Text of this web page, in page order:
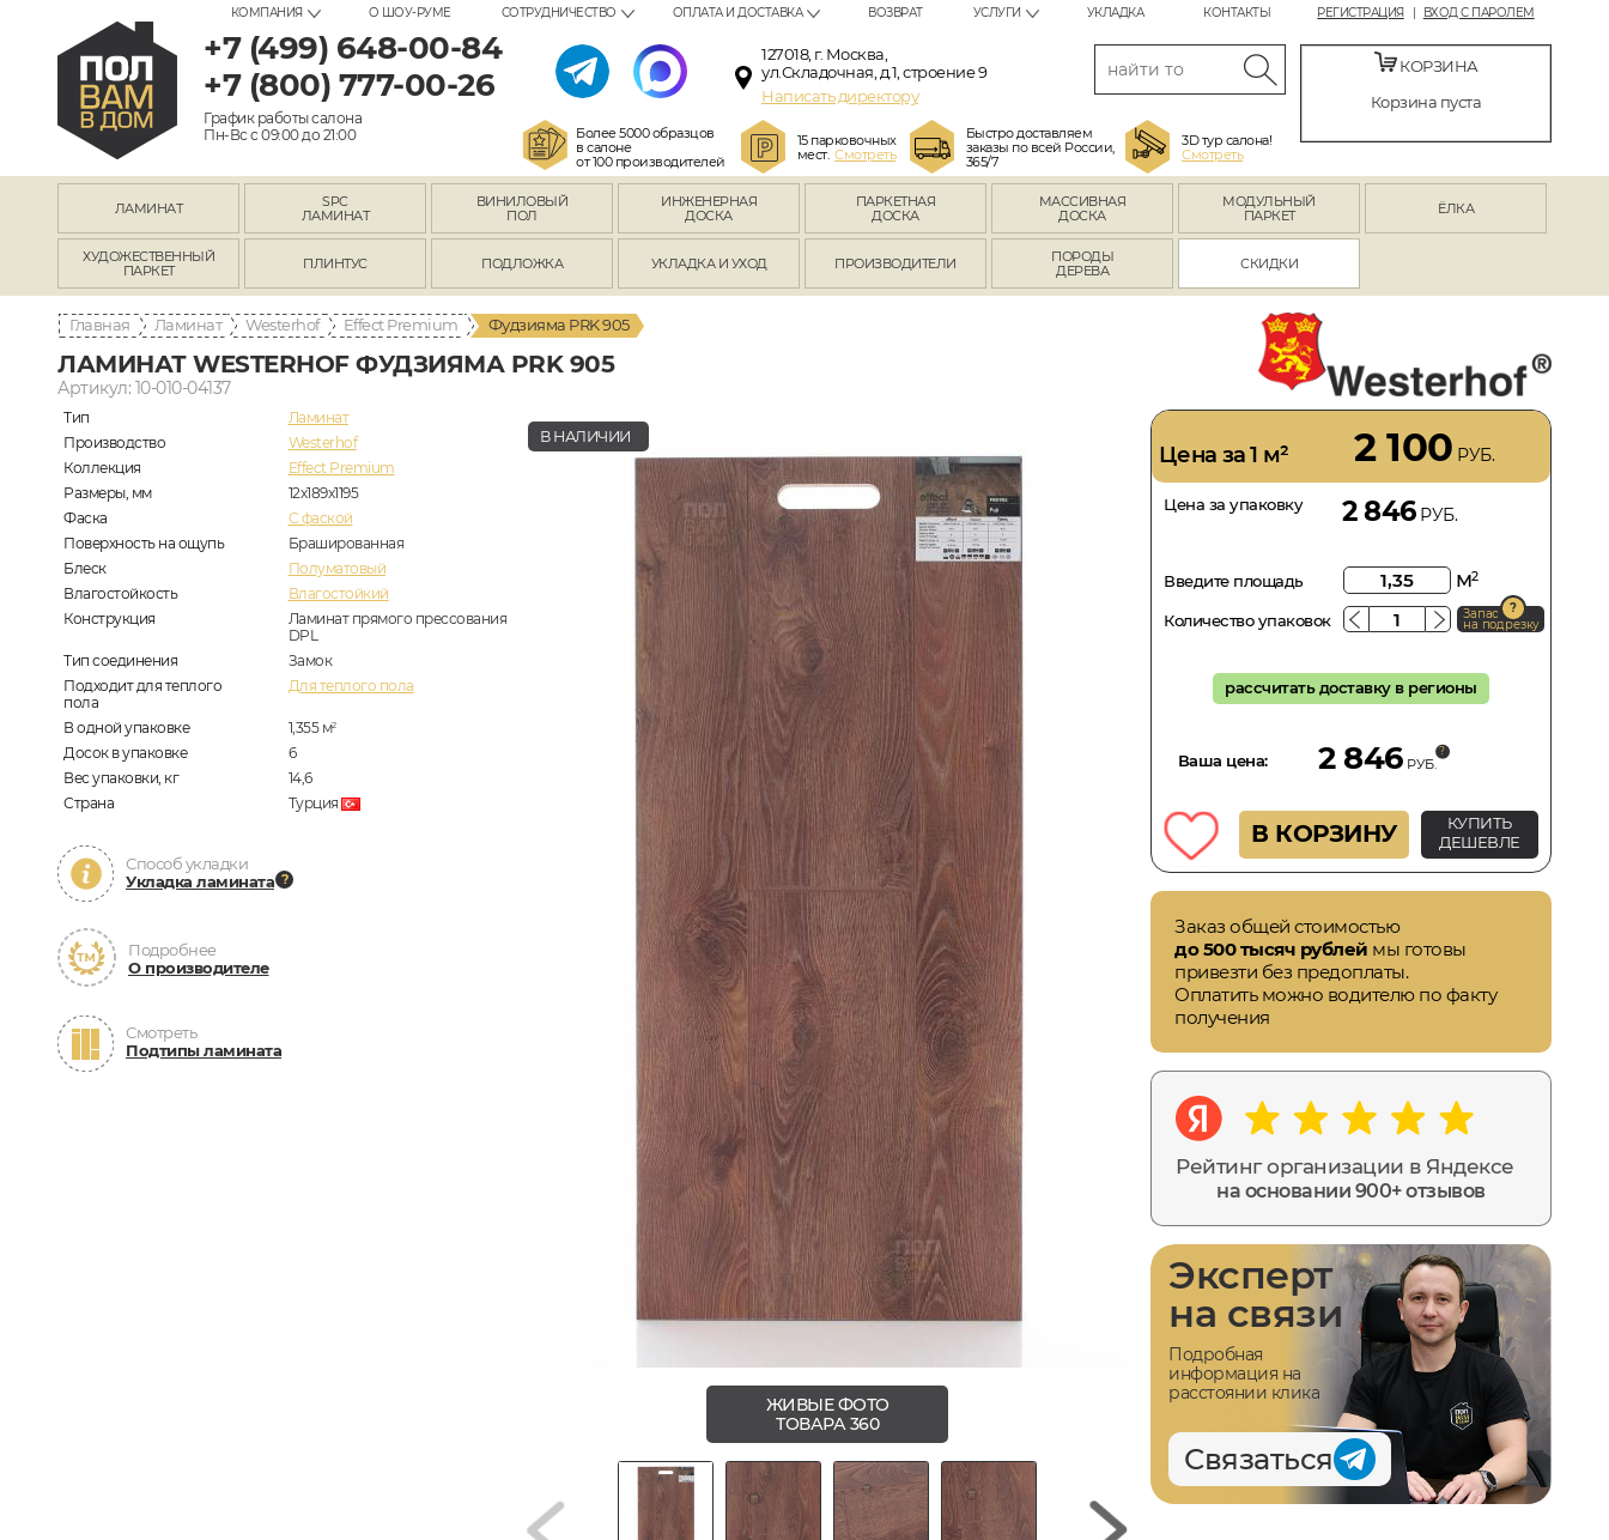
РЕГИСТРАЦИЯ ВХОД С ПАРОЛЕМ
КОМПАНИЯ О ШОУ-РУМЕ СОТРУДНИЧЕСТВО ОПЛАТА И ДОСТАВКА ВОЗВРАТ УСЛУГИ УКЛАДКА КОНТАКТЫ
+7 (499) 648-00-84
+7 (800) 777-00-26
График работы салона
Пн-Вс с 09:00 до 21:00
127018, г. Москва,
ул.Складочная, д.1, строение 9
Написать директору
Более 5000 образцов
в салоне
от 100 производителей
15 парковочных
мест.Смотреть
Быстро доставляем
заказы по всей России,
365/7
3D тур салона!
Смотреть
КОРЗИНА
Корзина пуста
ЛАМИНАТ
SPC
ЛАМИНАТ
ВИНИЛОВЫЙ
ПОЛ
ИНЖЕНЕРНАЯ
ДОСКА
ПАРКЕТНАЯ
ДОСКА
МАССИВНАЯ
ДОСКА
МОДУЛЬНЫЙ
ПАРКЕТ
ЁЛКА
ХУДОЖЕСТВЕННЫЙ
ПАРКЕТ
ПЛИНТУС ПОДЛОЖКА УКЛАДКА И УХОД ПРОИЗВОДИТЕЛИ
ПОРОДЫ
ДЕРЕВА
СКИДКИ
Главная Ламинат Westerhof Effect Premium Фудзияма PRK 905
ЛАМИНАТ WESTERHOF ФУДЗИЯМА PRK 905
Артикул: 10-010-04137
Тип
Ламинат
Производство
Westerhof
Коллекция
Effect Premium
Размеры, мм
12х189х1195
Фаска
C фаской
Поверхность на ощупь
Брашированная
Блеск
Полуматовый
Влагостойкость
Влагостойкий
Конструкция
Ламинат прямого прессования
DPL
Тип соединения
Замок
Подходит для теплого
пола
Для теплого пола
В одной упаковке 1,355 м2
Досок в упаковке
6
Вес упаковки, кг
14,6
Страна
Турция
Способ укладки
Укладка ламината
Подробнее
О производителе
Смотреть
Подтипы ламината
В НАЛИЧИИ
ЖИВЫЕ ФОТО
ТОВАРА 360
Цена за 1 м² 2 100 РУБ.
Цена за упаковку 2 846РУБ.
Введите площадь м2
Количество упаковок Запас
на подрезку
рассчитать доставку в регионы
Ваша цена: 2 846 РУБ.
В КОРЗИНУ
КУПИТЬ
ДЕШЕВЛЕ
Заказ общей стоимостью
до 500 тысяч рублей мы готовы
привезти без предоплаты.
Оплатить можно водителю по факту
получения
Рейтинг организации в Яндексе
на основании 900+ отзывов
Эксперт
на связи
Подробная
информация на
расстоянии клика
Связаться